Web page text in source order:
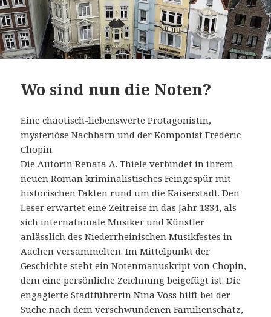
Wo sind nun die Noten?
Eine chaotisch-liebenswerte Protagonistin,
mysteriöse Nachbarn und der Komponist Frédéric
Chopin.
Die Autorin Renata A. Thiele verbindet in ihrem
neuen Roman kriminalistisches Feingespür mit
historischen Fakten rund um die Kaiserstadt. Den
Leser erwartet eine Zeitreise in das Jahr 1834, als
sich internationale Musiker und Künstler
anlässlich des Niederrheinischen Musikfestes in
Aachen versammelten. Im Mittelpunkt der
Geschichte steht ein Notenmanuskript von Chopin,
dem eine persönliche Zeichnung beigefügt ist. Die
engagierte Stadtführerin Nina Voss hilft bei der
Suche nach dem verschwundenen Familienschatz,